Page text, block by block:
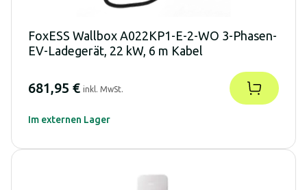
FoxESS Wallbox A022KP1-E-2-WO 3-Phasen-
EV-Ladegerät, 22 kW, 6 m Kabel
681,95 € inkl. MwSt.
Im externen Lager